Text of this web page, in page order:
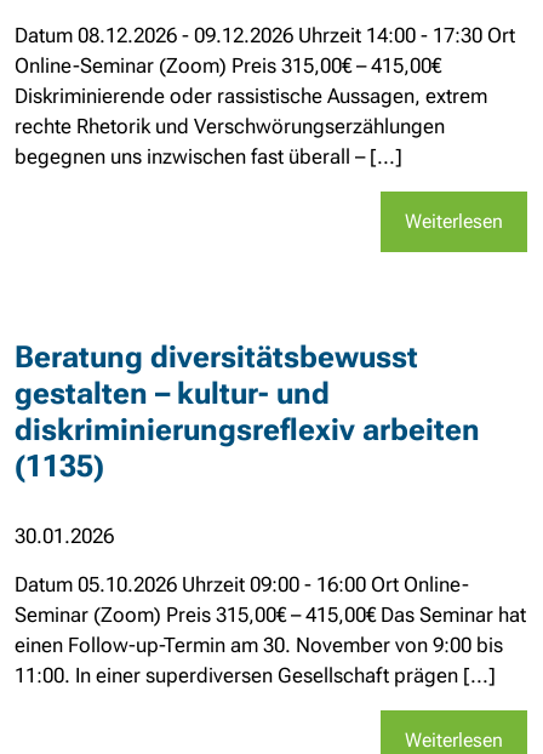
Datum 08.12.2026 - 09.12.2026 Uhrzeit 14:00 - 17:30 Ort
Online-Seminar (Zoom) Preis 315,00€ – 415,00€
Diskriminierende oder rassistische Aussagen, extrem
rechte Rhetorik und Verschwörungserzählungen
begegnen uns inzwischen fast überall – [...]
Weiterlesen
Beratung diversitätsbewusst
gestalten – kultur- und
diskriminierungsreflexiv arbeiten
(1135)
30.01.2026
Datum 05.10.2026 Uhrzeit 09:00 - 16:00 Ort Online-
Seminar (Zoom) Preis 315,00€ – 415,00€ Das Seminar hat
einen Follow-up-Termin am 30. November von 9:00 bis
11:00. In einer superdiversen Gesellschaft prägen [...]
Weiterlesen